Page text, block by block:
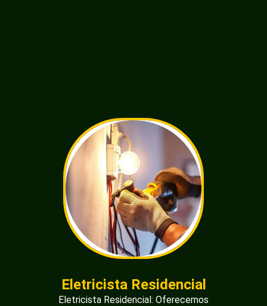
Eletricista Residencial
Eletricista Residencial: Oferecemos